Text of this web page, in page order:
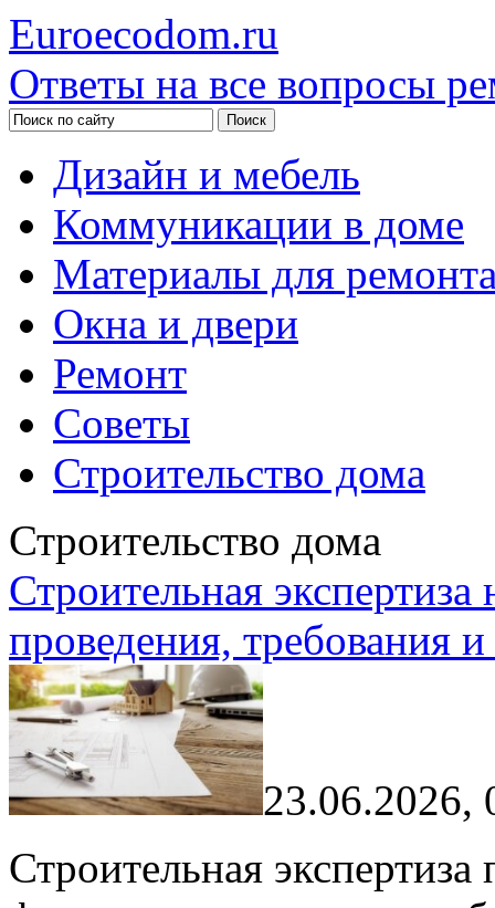
Euroecodom.ru
Ответы на все вопросы
Дизайн и мебель
Коммуникации в доме
Материалы для
Окна и двери
Ремонт
Советы
Строительство дома
Строительство дома
Строительная
проведения, требования
23.06.2026,
Строительная экспертиза